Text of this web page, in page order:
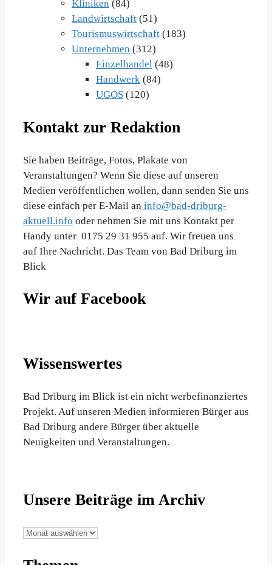
Kliniken (84)
Landwirtschaft (51)
Tourismuswirtschaft (183)
Unternehmen (312)
Einzelhandel (48)
Handwerk (84)
UGOS (120)
Kontakt zur Redaktion
Sie haben Beiträge, Fotos, Plakate von
Veranstaltungen? Wenn Sie diese auf unseren
Medien veröffentlichen wollen, dann senden Sie uns
diese einfach per E-Mail an info@bad-driburg-
aktuell.info oder nehmen Sie mit uns Kontakt per
Handy unter 0175 29 31 955 auf. Wir freuen uns
auf Ihre Nachricht. Das Team von Bad Driburg im
Blick
Wir auf Facebook
Wissenswertes
Bad Driburg im Blick ist ein nicht werbefinanziertes
Projekt. Auf unseren Medien informieren Bürger aus
Bad Driburg andere Bürger über aktuelle
Neuigkeiten und Veranstaltungen.
Unsere Beiträge im Archiv
Unsere
im